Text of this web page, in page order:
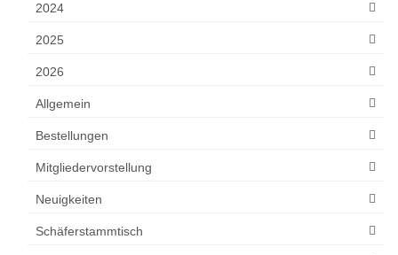
2024
2025
2026
Allgemein
Bestellungen
Mitgliedervorstellung
Neuigkeiten
Schäferstammtisch